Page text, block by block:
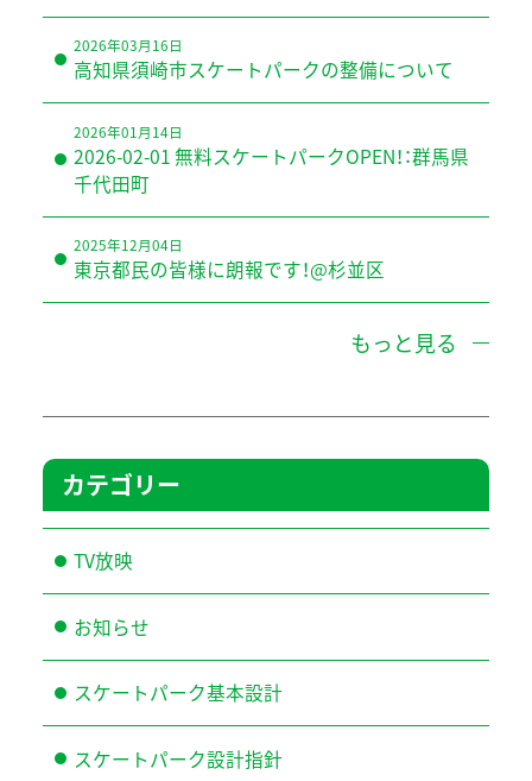
2026年03月16日
高知県須崎市スケートパークの整備について
2026年01月14日
2026-02-01 無料スケートパークOPEN！：群馬県
千代田町
2025年12月04日
東京都民の皆様に朗報です！@杉並区
もっと見る
カテゴリー
TV放映
お知らせ
スケートパーク基本設計
スケートパーク設計指針